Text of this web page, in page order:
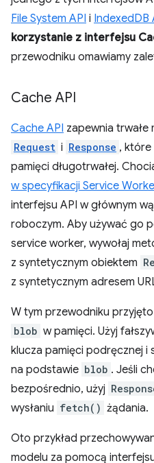
File System API i IndexedDB
korzystanie z interfejsu
przewodniku omawiamy
Cache API
Cache API zapewnia
Request i Response , które
pamięci długotrwałej.
w specyfikacji Service
interfejsu API w głównym
roboczym. Aby używać go
service worker, wywołaj
z syntetycznym obiektem
z syntetycznym adresem
W tym przewodniku przyjęto
blob w pamięci. Użyj
klucza pamięci podręcznej i
na podstawie blob . Jeśli
bezpośrednio, użyj
wysłaniu fetch() żądania.
Oto przykład
modelu za pomocą